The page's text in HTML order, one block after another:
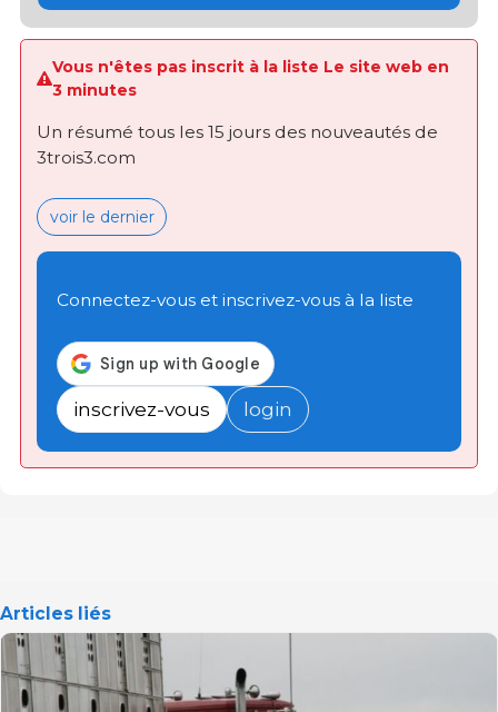
Vous n'êtes pas inscrit à la liste Le site web en
3 minutes
Un résumé tous les 15 jours des nouveautés de
3trois3.com
voir le dernier
Connectez-vous et inscrivez-vous à la liste
inscrivez-vous login
Articles liés